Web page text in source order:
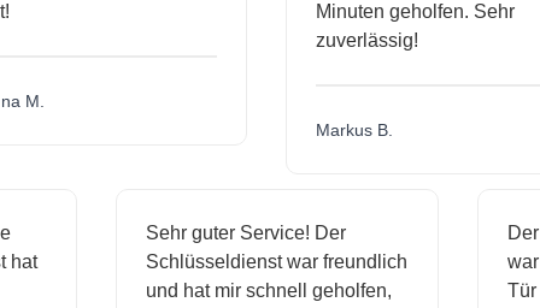
M.
Minuten geholfen. Sehr
zuverlässig!
Markus B.
hat
Sehr guter Service! Der
Schlüsseldienst war freundlich
und hat mir schnell geholfen,